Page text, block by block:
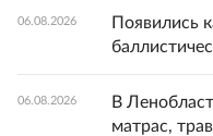
06.08.2026
Появились
06.08.2026
В
матрас,